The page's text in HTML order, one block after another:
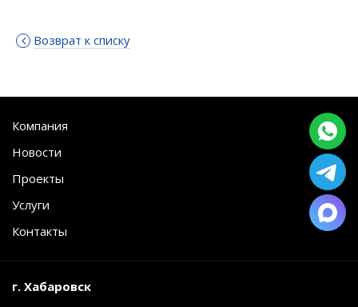
Возврат к списку
Компания
Новости
Проекты
Услуги
Контакты
г. Хабаровск